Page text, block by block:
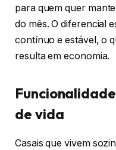
para quem quer
do mês. O diferencial
contínuo e estável, o
resulta em economia.
de vida
Casais que vivem